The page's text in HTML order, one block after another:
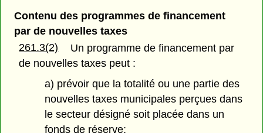
Contenu des programmes de financement
par de nouvelles taxes
261.3(2)
Un programme de financement par
de nouvelles taxes peut :
a) prévoir que la totalité ou une partie des
nouvelles taxes municipales perçues dans
le secteur désigné soit placée dans un
fonds de réserve;